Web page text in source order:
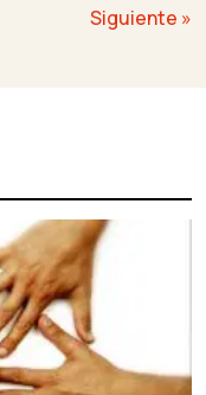
Siguiente »